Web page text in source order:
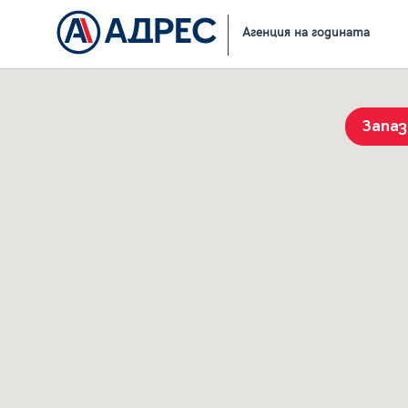
Агенция на годината
Начало Резултати от търсене